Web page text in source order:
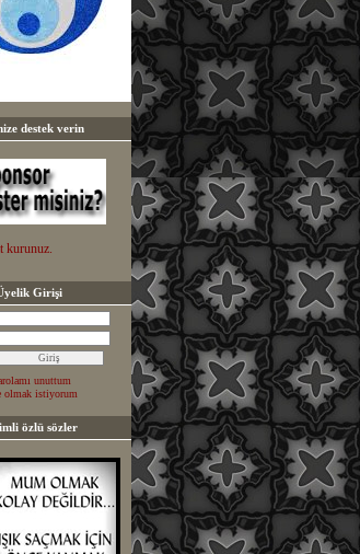
destek verin
kurunuz.
Girişi
unuttum
olmak istiyorum
özlü sözler